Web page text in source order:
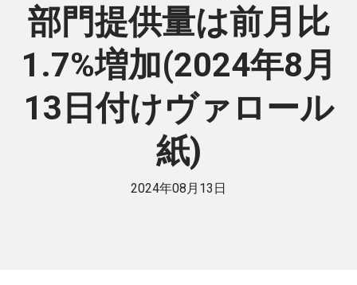
部門提供量は前月比
1.7%増加(2024年8月
13日付けヴァロール
紙)
2024年08月13日